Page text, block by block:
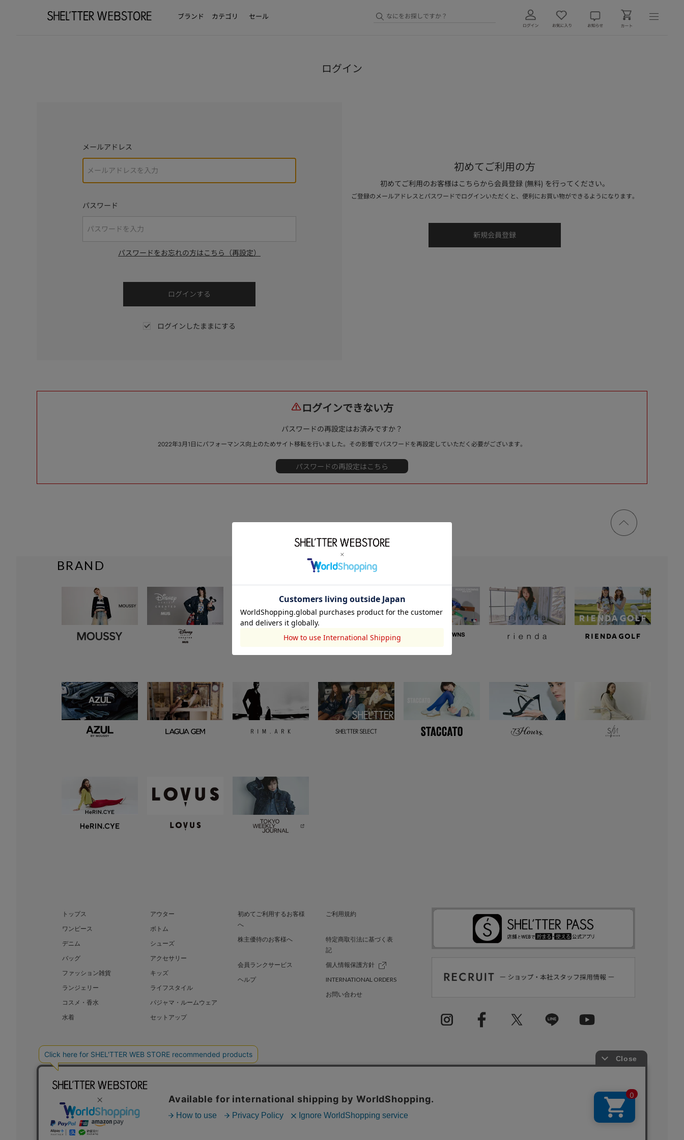
ブランド カテゴリ セール
ログイン
メールアドレス
パスワード
パスワードをお忘れの方はこちら（再設定）
ログインしたままにする
初めてご利用の方
初めてご利用のお客様はこちらから会員登録 (無料) を行ってください。
ご登録のメールアドレスとパスワードでログインいただくと、便利にお買い物ができるようになります。
ログインできない方
パスワードの再設定はお済みですか？
2022年3月1日にパフォーマンス向上のためサイト移転を行いました。その影響でパスワードを再設定していただく必要がございます。
ページ
トップ
BRAND
トップス
アウター
ワンピース
ボトム
デニム
シューズ
バッグ
アクセサリー
ファッション雑貨
キッズ
ランジェリー
ライフスタイル
コスメ・香水
パジャマ・ルームウェア
水着
セットアップ
初めてご利用するお客様
へ
ご利用規約
株主優待のお客様へ
特定商取引法に基づく表
記
会員ランクサービス
個人情報保護方針
ヘルプ
INTERNATIONAL ORDERS
お問い合わせ
BAROQUE JAPAN LIMITED SHEL’TTER GREEN 採用情報
COPYRIGHT © BAROQUE JAPAN LIMITED ALL RIGHTS RESERVED.